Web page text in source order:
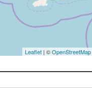
Leaflet | ©OpenStreetMap